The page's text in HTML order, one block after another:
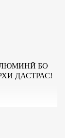
БО
ДАСТРАС!